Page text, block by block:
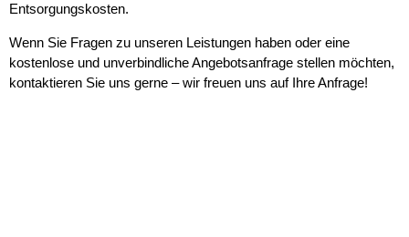
Entsorgungskosten.
Wenn Sie Fragen zu unseren Leistungen haben oder eine
kostenlose und unverbindliche Angebotsanfrage stellen möchten,
kontaktieren Sie uns gerne – wir freuen uns auf Ihre Anfrage!